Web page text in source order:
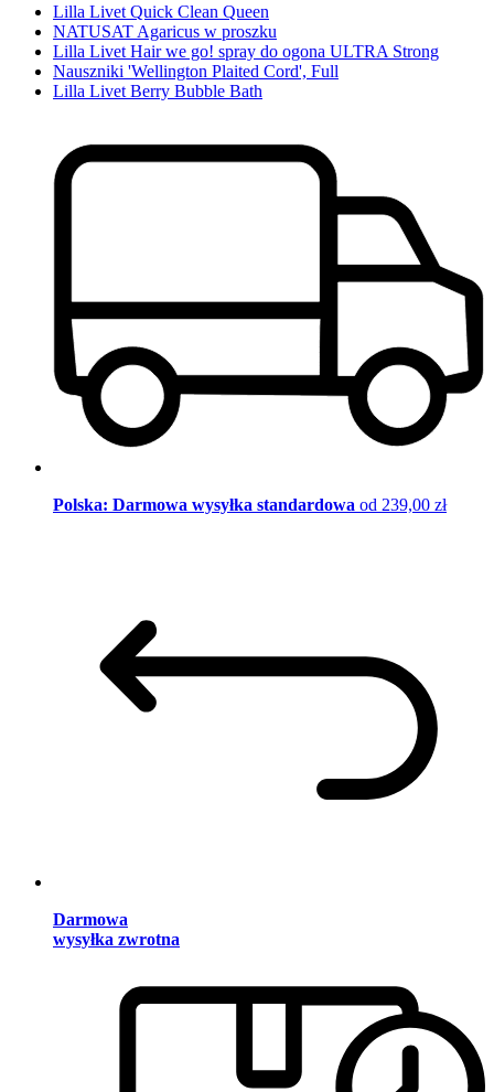
Lilla Livet Quick Clean Queen
NATUSAT Agaricus w proszku
Lilla Livet Hair we go! spray do ogona ULTRA Strong
Nauszniki 'Wellington Plaited Cord', Full
Lilla Livet Berry Bubble Bath
Polska: Darmowa wysyłka standardowa od 239,00 zł
Darmowa
wysyłka zwrotna